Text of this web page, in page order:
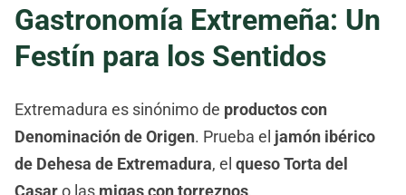
Gastronomía Extremeña: Un
Festín para los Sentidos
Extremadura es sinónimo de productos con
Denominación de Origen. Prueba el jamón ibérico
de Dehesa de Extremadura, el queso Torta del
Casaro las migas con torreznos.